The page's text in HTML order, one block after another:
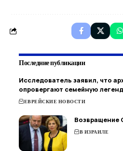
Последние публикации
Исследователь заявил, что
опровергают семейную
ЕВРЕЙСКИЕ НОВОСТИ
Возвращение
В ИЗРАИЛЕ